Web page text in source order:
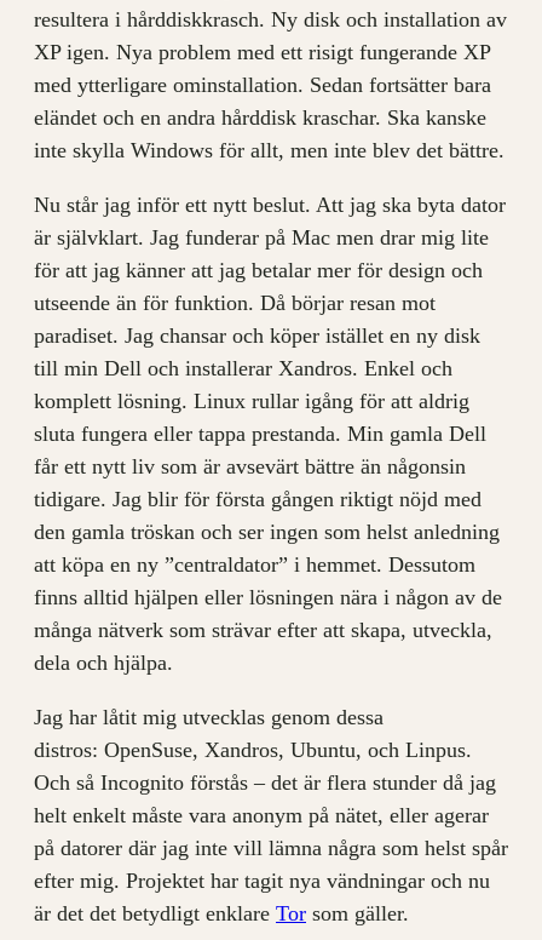
resultera i hårddiskkrasch. Ny disk och installation av
XP igen. Nya problem med ett risigt fungerande XP
med ytterligare ominstallation. Sedan fortsätter bara
eländet och en andra hårddisk kraschar. Ska kanske
inte skylla Windows för allt, men inte blev det bättre.
Nu står jag inför ett nytt beslut. Att jag ska byta dator
är självklart. Jag funderar på Mac men drar mig lite
för att jag känner att jag betalar mer för design och
utseende än för funktion. Då börjar resan mot
paradiset. Jag chansar och köper istället en ny disk
till min Dell och installerar Xandros. Enkel och
komplett lösning. Linux rullar igång för att aldrig
sluta fungera eller tappa prestanda. Min gamla Dell
får ett nytt liv som är avsevärt bättre än någonsin
tidigare. Jag blir för första gången riktigt nöjd med
den gamla tröskan och ser ingen som helst anledning
att köpa en ny ”centraldator” i hemmet. Dessutom
finns alltid hjälpen eller lösningen nära i någon av de
många nätverk som strävar efter att skapa, utveckla,
dela och hjälpa.
Jag har låtit mig utvecklas genom dessa
distros: OpenSuse, Xandros, Ubuntu, och Linpus.
Och så Incognito förstås – det är flera stunder då jag
helt enkelt måste vara anonym på nätet, eller agerar
på datorer där jag inte vill lämna några som helst spår
efter mig. Projektet har tagit nya vändningar och nu
är det det betydligt enklare Tor som gäller.